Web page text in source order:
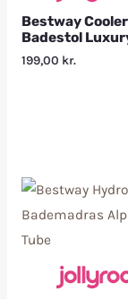
Bestway
Badestol
199,00 kr.